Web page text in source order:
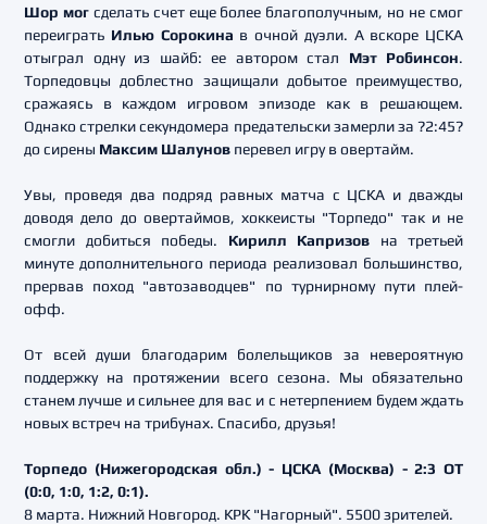
Шор мог сделать счет еще более благополучным, но не смог
переиграть Илью Сорокина в очной дуэли. А вскоре ЦСКА
отыграл одну из шайб: ее автором стал Мэт Робинсон.
Торпедовцы доблестно защищали добытое преимущество,
сражаясь в каждом игровом эпизоде как в решающем.
Однако стрелки секундомера предательски замерли за ?2:45?
до сирены Максим Шалунов перевел игру в овертайм.
Увы, проведя два подряд равных матча с ЦСКА и дважды
доводя дело до овертаймов, хоккеисты "Торпедо" так и не
смогли добиться победы. Кирилл Капризов на третьей
минуте дополнительного периода реализовал большинство,
прервав поход "автозаводцев" по турнирному пути плей-
офф.
От всей души благодарим болельщиков за невероятную
поддержку на протяжении всего сезона. Мы обязательно
станем лучше и сильнее для вас и с нетерпением будем ждать
новых встреч на трибунах. Спасибо, друзья!
Торпедо (Нижегородская обл.) - ЦСКА (Москва) - 2:3 ОТ
(0:0, 1:0, 1:2, 0:1).
8 марта. Нижний Новгород. КРК "Нагорный". 5500 зрителей.